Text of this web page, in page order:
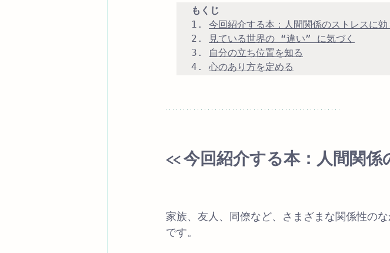
もくじ
1. 今回紹介する本：人間関係のストレスに効
2.
見ている世界の “違い” に気づく
3.
自分の立ち位置を知る
4. 心のあり方を定める
<< 今回紹介する本：人間関
家族、友人、同僚など、さまざまな関係性の
です。